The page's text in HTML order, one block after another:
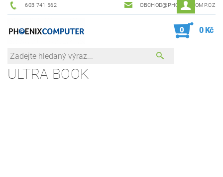
603 741 562 OBCHOD@PHOENIXCOMP.CZ
0 0 Kč
ULTRA BOOK